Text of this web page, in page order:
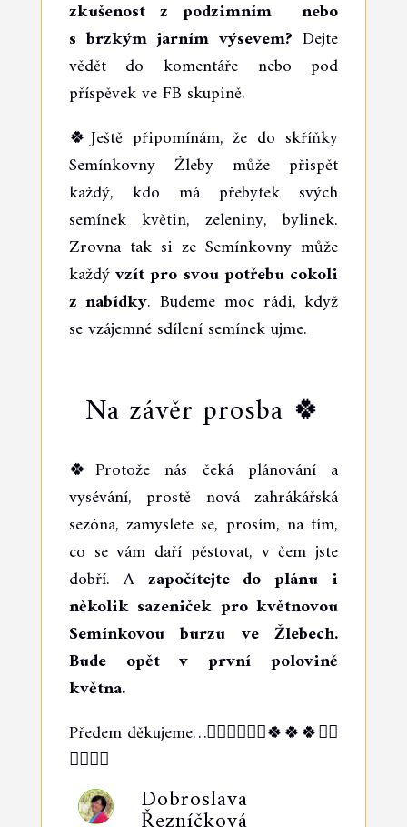
zkušenost z podzimním nebo
s brzkým jarním výsevem? Dejte
vědět do komentáře nebo pod
příspěvek ve FB skupině.
🍀Ještě připomínám, že do skříňky
Semínkovny Žleby může přispět
každý, kdo má přebytek svých
semínek květin, zeleniny, bylinek.
Zrovna tak si ze Semínkovny může
každývzít pro svou potřebu cokoli
z nabídky. Budeme moc rádi, když
se vzájemné sdílení semínek ujme.
Na závěr prosba 🍀
🍀Protože nás čeká plánování a
vysévání, prostě nová zahrákářská
sezóna, zamyslete se, prosím, na tím,
co se vám daří pěstovat, v čem jste
dobří. A započítejte do plánu i
několik sazeniček pro květnovou
Semínkovou burzu ve Žlebech.
Bude opět v první polovině
května.
Předem děkujeme…🙋‍♀️🙋‍♀️🙋‍♀️🍀🍀🍀🙋‍♀️
🙋‍♀️🙋‍♀️
Dobroslava